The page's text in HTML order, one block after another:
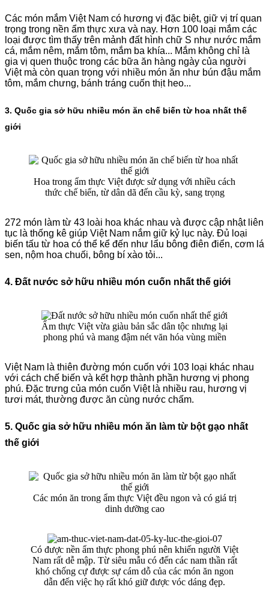
Các món mắm Việt Nam có hương vị đặc biệt, giữ vị trí quan
trọng trong nền ẩm thực xưa và nay. Hơn 100 loại mắm các
loại được tìm thấy trên mảnh đất hình chữ S như nước mắm
cá, mắm nêm, mắm tôm, mắm ba khía... Mắm không chỉ là
gia vị quen thuộc trong các bữa ăn hàng ngày của người
Việt mà còn quan trọng với nhiều món ăn như bún đậu mắm
tôm, mắm chưng, bánh tráng cuốn thịt heo...
3. Quốc gia sở hữu nhiều món ăn chế biến từ hoa nhất thế
giới
Hoa trong ẩm thực Việt được sử dụng với nhiều cách
thức chế biến, từ dân dã đến cầu kỳ, sang trọng
272 món làm từ 43 loài hoa khác nhau và được cập nhật liên
tục là thống kê giúp Việt Nam nắm giữ kỷ lục này. Đủ loại
biến tấu từ hoa có thể kể đến như lẩu bông điên điển, cơm lá
sen, nộm hoa chuối, bông bí xào tỏi...
4. Đất nước sở hữu nhiều món cuốn nhất thế giới
Ẩm thực Việt vừa giàu bản sắc dân tộc nhưng lại
phong phú và mang đậm nét văn hóa vùng miền
Việt Nam là thiên đường món cuốn với 103 loại khác nhau
với cách chế biến và kết hợp thành phần hương vị phong
phú. Đặc trưng của món cuốn Việt là nhiều rau, hương vị
tươi mát, thường được ăn cùng nước chấm.
5. Quốc gia sở hữu nhiều món ăn làm từ bột gạo nhất
thế giới
Các món ăn trong ẩm thực Việt đều ngon và có giá trị
dinh dưỡng cao
Có được nền ẩm thực phong phú nên khiến người Việt
Nam rất dễ mập. Từ siêu mẫu có đến các nam thần rất
khó chống cự được sự cám dỗ của các món ăn ngon
dẫn đến việc họ rất khó giữ được vóc dáng đẹp.